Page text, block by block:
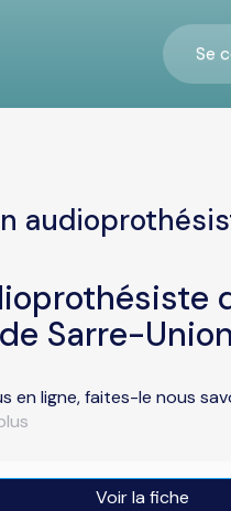
Se
Sarre-
ligne, faites-le nous
Voir la fiche